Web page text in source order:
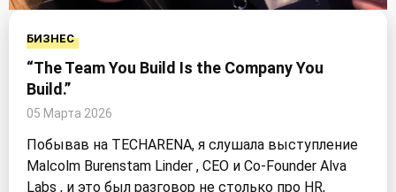
БИЗНЕС
“The Team You Build Is the Company You
Build.”
05 Марта 2026
Побывав на TECHARENA, я слушала выступление
Malcolm Burenstam Linder , CEO и Co-Founder Alva
Labs , и это был разговор не столько про HR,